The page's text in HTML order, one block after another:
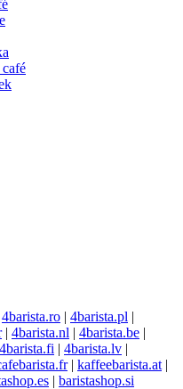
4barista.ro | 4barista.pl |
| 4barista.nl | 4barista.be |
4barista.fi | 4barista.lv |
| kaffeebarista.at |
| baristashop.si